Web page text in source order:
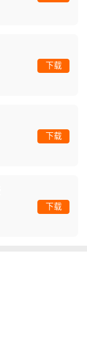
下载
下载
下载